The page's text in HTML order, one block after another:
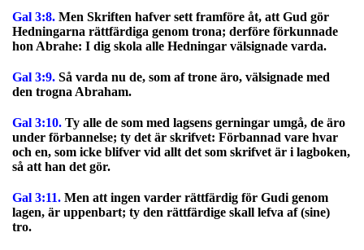
Gal 3:8. Men Skriften hafver sett framföre åt, att Gud gör
Hedningarna rättfärdiga genom trona; derföre förkunnade
hon Abrahe: I dig skola alle Hedningar välsignade varda.
Gal 3:9. Så varda nu de, som af trone äro, välsignade med
den trogna Abraham.
Gal 3:10. Ty alle de som med lagsens gerningar umgå, de äro
under förbannelse; ty det är skrifvet: Förbannad vare hvar
och en, som icke blifver vid allt det som skrifvet är i lagboken,
så att han det gör.
Gal 3:11. Men att ingen varder rättfärdig för Gudi genom
lagen, är uppenbart; ty den rättfärdige skall lefva af (sine)
tro.